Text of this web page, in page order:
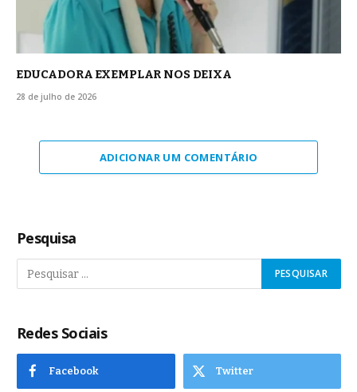
EDUCADORA EXEMPLAR NOS DEIXA
28 de julho de 2026
ADICIONAR UM COMENTÁRIO
Pesquisa
Redes Sociais
Facebook Twitter